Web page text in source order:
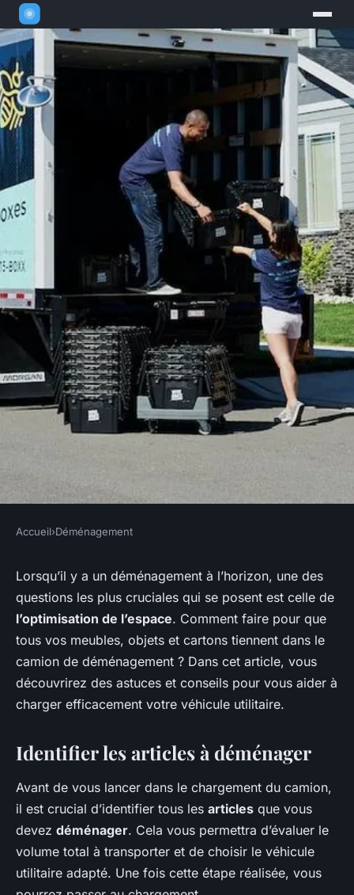
DÉMÉNAGEMENT
Comment optimiser l'espace
dans un camion de
déménagement ?
Laurent• 26 novembre 2023•5 min de lecture
Accueil›Déménagement
Lorsqu’il y a un déménagement à l’horizon, une des
questions les plus cruciales qui se posent est celle de
l’optimisation de l’espace. Comment faire pour que
tous vos meubles, objets et cartons tiennent dans le
camion de déménagement ? Dans cet article, vous
découvrirez des astuces et conseils pour vous aider à
charger efficacement votre véhicule utilitaire.
Identifier les articles à déménager
Avant de vous lancer dans le chargement du camion,
il est crucial d’identifier tous les articles que vous
devez déménager. Cela vous permettra d’évaluer le
volume total à transporter et de choisir le véhicule
utilitaire adapté. Une fois cette étape réalisée, vous